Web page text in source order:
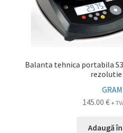
Balanta tehnica portabila
rezolutie
GRAM
145.00 € +
Adaugă